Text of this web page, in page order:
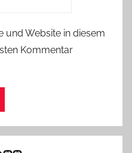
und Website in diesem
Kommentar